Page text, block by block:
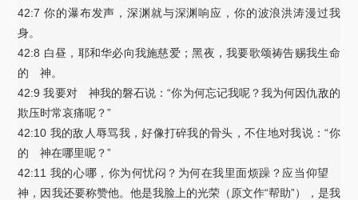
42:7 你的瀑布发声，深渊就与深渊响应，你的波浪洪涛漫过我
身。
42:8 白昼，耶和华必向我施慈爱；黑夜，我要歌颂祷告赐我生命
的 神。
42:9 我要对 神我的磐石说：“你为何忘记我呢？我为何因仇敌的
欺压时常哀痛呢？”
42:10 我的敌人辱骂我，好像打碎我的骨头，不住地对我说：“你
的 神在哪里呢？”
42:11 我的心哪，你为何忧闷？为何在我里面烦躁？应当仰望
神，因我还要称赞他。他是我脸上的光荣（原文作“帮助”），是我